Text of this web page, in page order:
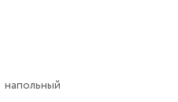
напольный